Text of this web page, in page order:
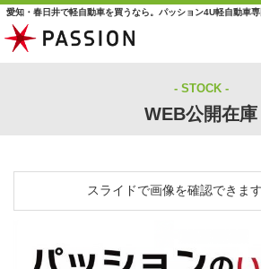
愛知・春日井で軽自動車を買うなら。パッション4U軽自動車
STOCK
WEB公開在庫
スライドで画像を確認できます